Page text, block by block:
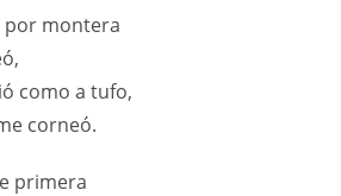
por montera
como a tufo,
corneó.
primera